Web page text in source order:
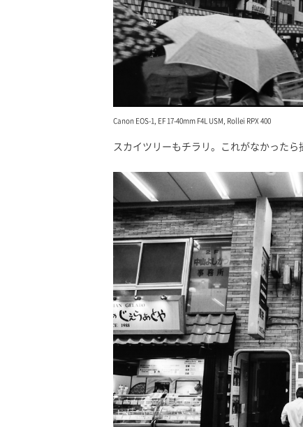
Canon EOS-1, EF 17-40mm F4L USM, Rollei RPX 400
スカイツリーもチラリ。これがなかったら